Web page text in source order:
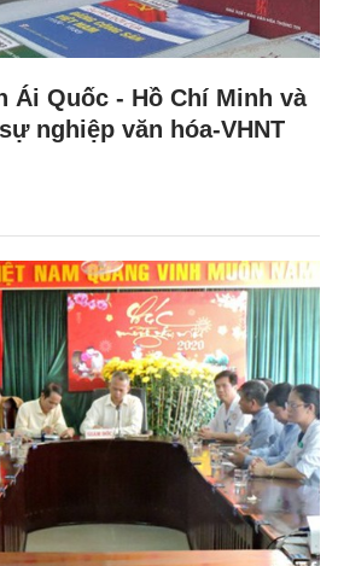
Ái Quốc - Hồ Chí Minh và
nghiệp văn hóa-VHNT